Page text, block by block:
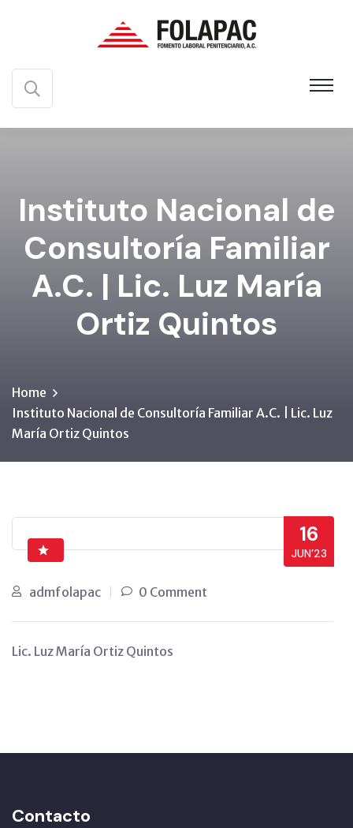
Instituto Nacional de
Consultoría Familiar
A.C. | Lic. Luz María
Ortiz Quintos
Home
Instituto Nacional de Consultoría Familiar A.C. | Lic. Luz
María Ortiz Quintos
16
JUN’23
admfolapac 0 Comment
Lic. Luz María Ortiz Quintos
Contacto